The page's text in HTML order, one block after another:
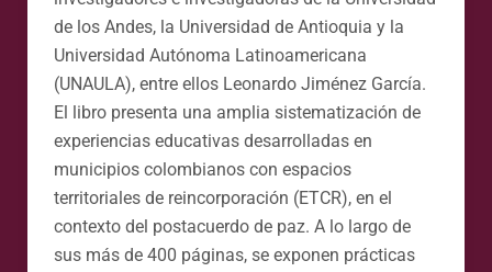
de los Andes, la Universidad de Antioquia y la
Universidad Autónoma Latinoamericana
(UNAULA), entre ellos Leonardo Jiménez García.
El libro presenta una amplia sistematización de
experiencias educativas desarrolladas en
municipios colombianos con espacios
territoriales de reincorporación (ETCR), en el
contexto del postacuerdo de paz. A lo largo de
sus más de 400 páginas, se exponen prácticas